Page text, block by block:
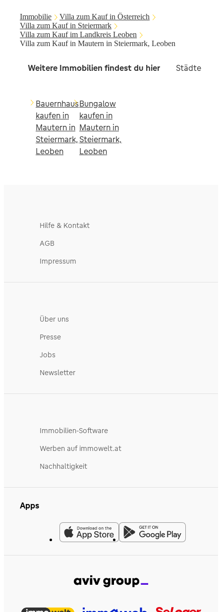
Immobilie
Villa zum Kauf in Österreich
Villa zum Kauf in Steiermark
Villa zum Kauf im Landkreis Leoben
Villa zum Kauf in Mautern in Steiermark, Leoben
Weitere Immobilien findest du hier Städte in
Bauernhaus
kaufen in
Mautern in
Steiermark,
Leoben
Bungalow
kaufen in
Mautern in
Steiermark,
Leoben
Hilfe & Kontakt
AGB
Impressum
Über uns
Presse
Jobs
Newsletter
Immobilien-Software
Werben auf immowelt.at
Nachhaltigkeit
Apps